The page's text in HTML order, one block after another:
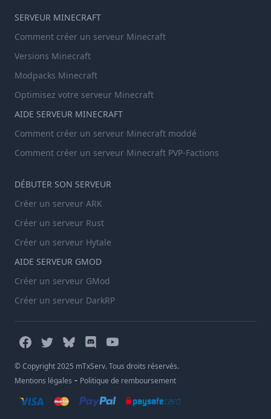
SERVEUR MINECRAFT
Comment créer un serveur Minecraft
Versions Minecraft
Modpacks Minecraft
Optimisez votre serveur Minecraft
AIDE SERVEUR MINECRAFT
Comment créer un serveur Minecraft moddé
Comment créer un serveur Minecraft PVP-Factions
DÉBUTER SON SERVEUR
Créer un serveur ARK
Créer un serveur Rust
Créer un serveur Hytale
AIDE SERVEUR GMOD
Créer un serveur GMod
Créer un serveur DarkRP
© Copyright 2025 mTxServ. Tous droits réservés.
Mentions légales - Politique de remboursement